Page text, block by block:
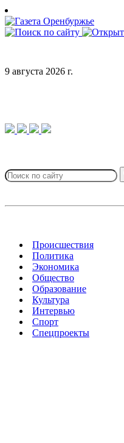
Skip
to
content
9 августа 2026 г.
for:
Происшествия
Политика
Экономика
Общество
Образование
Культура
Интервью
Спорт
Спецпроекты